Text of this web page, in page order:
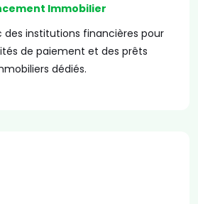
Immobilier
des institutions financières pour
de paiement et des prêts
dédiés.